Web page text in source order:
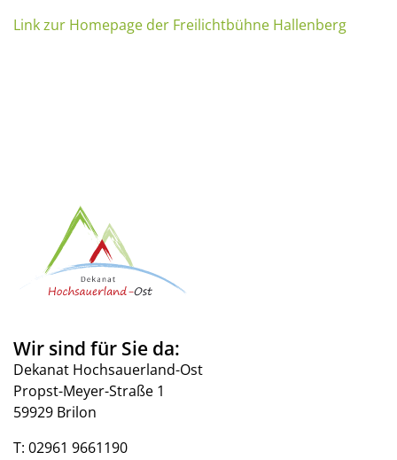
Link zur Homepage der Freilichtbühne Hallenberg
Wir sind für Sie da:
Dekanat Hochsauerland-Ost
Propst-Meyer-Straße 1
59929 Brilon
T: 02961 9661190